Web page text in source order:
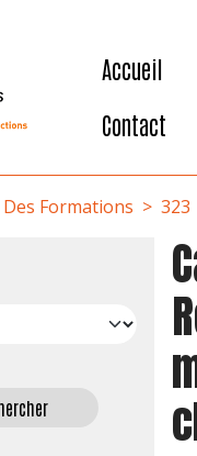
Accueil
Contact
Formations 323